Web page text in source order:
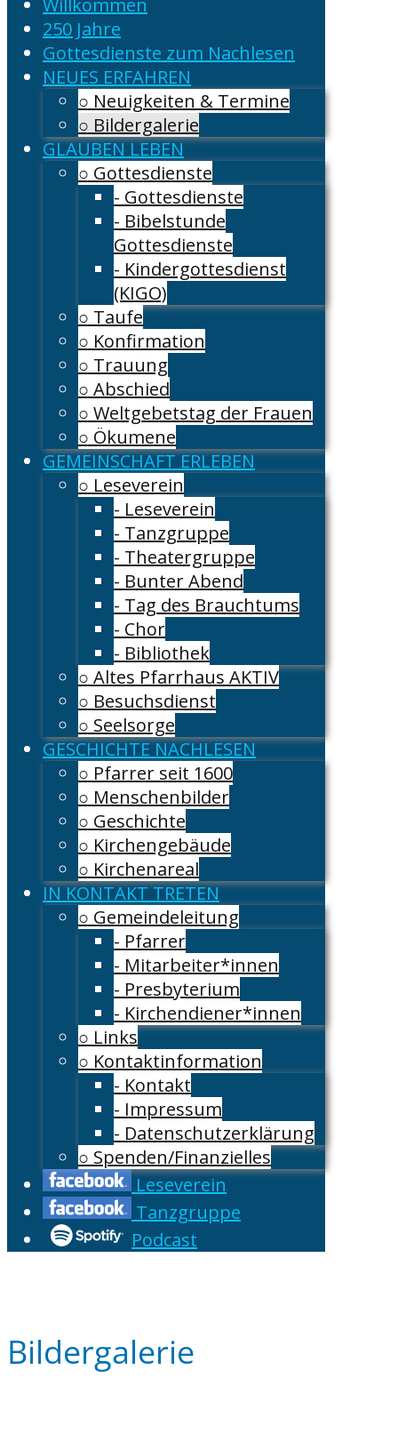
Willkommen
250 Jahre
Gottesdienste zum Nachlesen
NEUES ERFAHREN
○ Neuigkeiten & Termine
○ Bildergalerie
GLAUBEN LEBEN
○ Gottesdienste
- Gottesdienste
- Bibelstunde
Gottesdienste
- Kindergottesdienst
(KIGO)
○ Taufe
○ Konfirmation
○ Trauung
○ Abschied
○ Weltgebetstag der Frauen
○ Ökumene
GEMEINSCHAFT ERLEBEN
○ Leseverein
- Leseverein
- Tanzgruppe
- Theatergruppe
- Bunter Abend
- Tag des Brauchtums
- Chor
- Bibliothek
○ Altes Pfarrhaus AKTIV
○ Besuchsdienst
○ Seelsorge
GESCHICHTE NACHLESEN
○ Pfarrer seit 1600
○ Menschenbilder
○ Geschichte
○ Kirchengebäude
○ Kirchenareal
IN KONTAKT TRETEN
○ Gemeindeleitung
- Pfarrer
- Mitarbeiter*innen
- Presbyterium
- Kirchendiener*innen
○ Links
○ Kontaktinformation
- Kontakt
- Impressum
- Datenschutzerklärung
○ Spenden/Finanzielles
Leseverein
Tanzgruppe
Podcast
Bildergalerie